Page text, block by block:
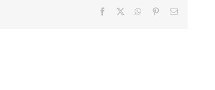
Facebook WhatsApp
PinterestCorreo